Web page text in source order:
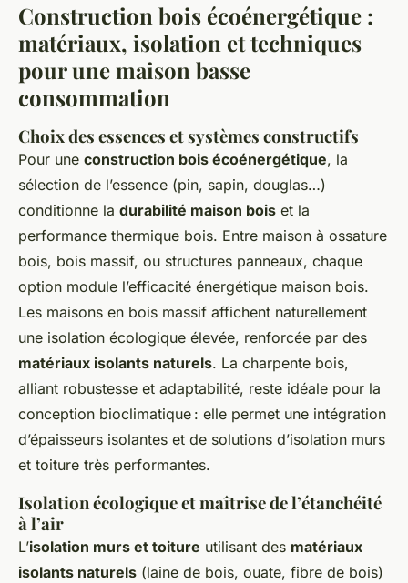
Construction bois écoénergétique :
matériaux, isolation et techniques
pour une maison basse
consommation
Choix des essences et systèmes constructifs
Pour une construction bois écoénergétique, la
sélection de l’essence (pin, sapin, douglas…)
conditionne la durabilité maison bois et la
performance thermique bois. Entre maison à ossature
bois, bois massif, ou structures panneaux, chaque
option module l’efficacité énergétique maison bois.
Les maisons en bois massif affichent naturellement
une isolation écologique élevée, renforcée par des
matériaux isolants naturels. La charpente bois,
alliant robustesse et adaptabilité, reste idéale pour la
conception bioclimatique : elle permet une intégration
d’épaisseurs isolantes et de solutions d’isolation murs
et toiture très performantes.
Isolation écologique et maîtrise de l’étanchéité
à l’air
L’isolation murs et toiture utilisant des matériaux
isolants naturels (laine de bois, ouate, fibre de bois)